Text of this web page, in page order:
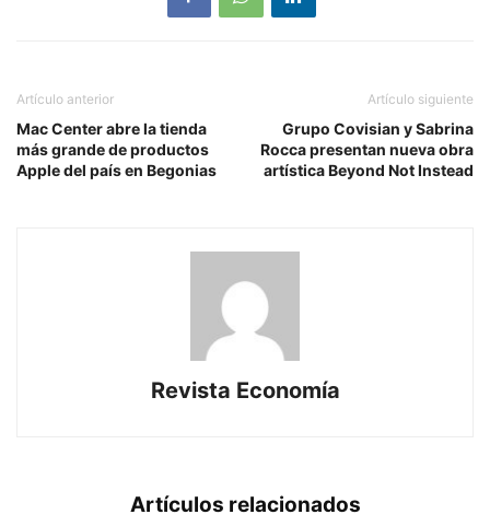
Artículo anterior
Mac Center abre la tienda
más grande de productos
Apple del país en Begonias
Artículo siguiente
Grupo Covisian y Sabrina
Rocca presentan nueva obra
artística Beyond Not Instead
Revista Economía
Artículos relacionados